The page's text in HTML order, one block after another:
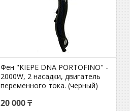
Фен "KIEPE DNA PORTOFINO" -
2000W, 2 насадки, двигатель
переменного тока. (черный)
20 000 ₸